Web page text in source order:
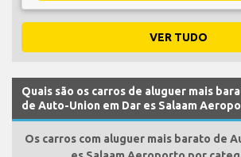
VER TUDO
Quais são os carros de aluguer mais
de Auto-Union em Dar es Salaam
Os carros com aluguer mais barato de